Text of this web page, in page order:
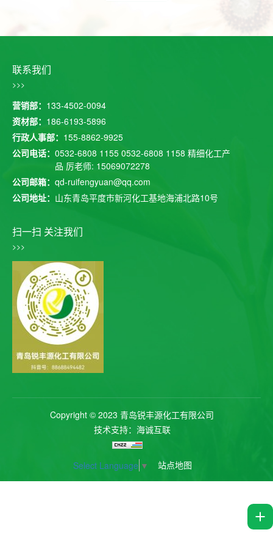
联系我们
>>>
营销部： 133-4502-0094
资材部： 186-6193-5896
行政人事部： 155-8862-9925
公司电话： 0532-6808 1155 0532-6808 1158 精细化工产
品 厉老师: 15069072278
公司邮箱： qd-ruifengyuan@qq.com
公司地址： 山东青岛平度市新河化工基地海浦北路10号
扫一扫 关注我们
>>>
Copyright © 2023 青岛锐丰源化工有限公司
技术支持：海诚互联
Select Language ▼ 站点地图